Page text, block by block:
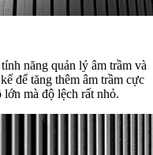
năng quản lý âm trầm và
để tăng thêm âm trầm cực
mà độ lệch rất nhỏ.